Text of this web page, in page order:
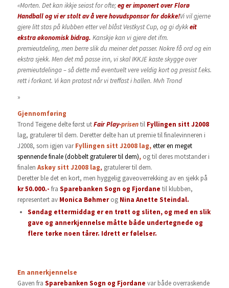
«Morten. Det kan ikkje seiast for ofte;eg er imponert over Florø
Handball og vi er stolt av å vere hovudsponsor for dokke!Vi vil gjerne
gjere litt stas på klubben etter vel blåst Vestkyst Cup, og gi dykkeit
ekstra økonomisk bidrag. Kanskje kan vi gjere det ifm.
premieutdeling, men berre slik du meiner det passer. Nokre få ord og ein
ekstra sjekk. Men det må passe inn, vi skal IKKJE kaste skygge over
premieutdelinga – så dette må eventuelt vere veldig kort og presist f.eks.
rett i forkant. Vi kan pratast når vi treffast i hallen. Mvh Trond
»
Gjennomføring
Trond Teigene delte først utFair Play-prisentil Fyllingen sitt J2008
lag, gratulerer til dem. Deretter delte han ut premie til finalevinneren i
J2008, som igjen varFyllingen sitt J2008 lag,etter en meget
spennende finale (dobbelt gratulerer til dem),og til deres motstander i
finalen Askøy sitt J2008 lag, gratulerer til dem.
Deretter ble det en kort, men hyggelig gaveoverrekking av en sjekk på
kr 50.000.- fra Sparebanken Sogn og Fjordane til klubben,
representert av Monica Bøhmerog Nina Anette Steindal.
Søndag ettermiddag er en trøtt og sliten, og med en slik
gave og annerkjennelse måtte både undertegnede og
flere tørke noen tårer. Idrett er følelser.
En annerkjennelse
Gaven fra Sparebanken Sogn og Fjordane var både overraskende